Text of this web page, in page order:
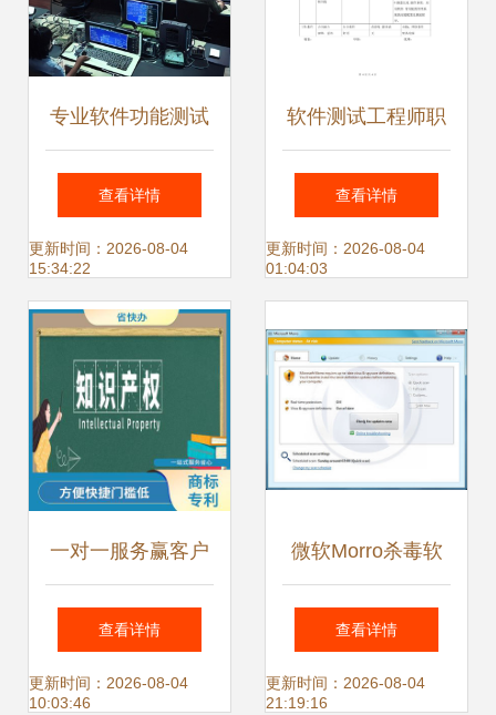
专业软件功能测试
与评测报告服务解
析
查看详情
更新时间：2026-08-04
15:34:22
软件测试工程师职
位说明书 专注高质
量软件测试服务
查看详情
更新时间：2026-08-04
01:04:03
一对一服务赢客户
信赖——软件测试
如何打出组合拳
查看详情
更新时间：2026-08-04
10:03:46
微软Morro杀毒软
件截图曝光 免费服
务能否颠覆安全市
查看详情
更新时间：2026-08-04
21:19:16